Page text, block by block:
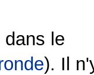
le
). Il